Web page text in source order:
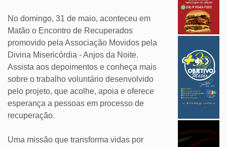
No domingo, 31 de maio, aconteceu em
Matão o Encontro de Recuperados
promovido pela Associação Movidos pela
Divina Misericórdia - Anjos da Noite.
Assista aos depoimentos e conheça mais
sobre o trabalho voluntário desenvolvido
pelo projeto, que acolhe, apoia e oferece
esperança a pessoas em processo de
recuperação.
Uma missão que transforma vidas por